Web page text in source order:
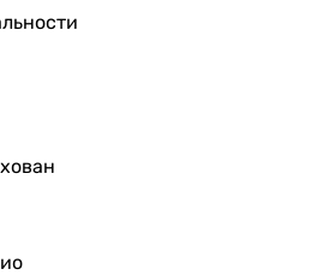
Домовент ДВ 205х205 (т/п)